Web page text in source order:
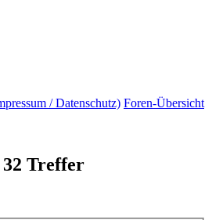
/ Datenschutz) Foren-Übersicht
32 Treffer